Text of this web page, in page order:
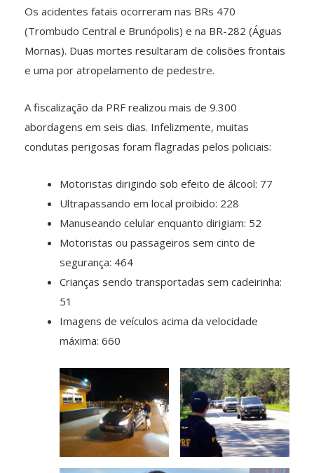
Os acidentes fatais ocorreram nas BRs 470
(Trombudo Central e Brunópolis) e na BR-282 (Águas
Mornas). Duas mortes resultaram de colisões frontais
e uma por atropelamento de pedestre.
A fiscalização da PRF realizou mais de 9.300
abordagens em seis dias. Infelizmente, muitas
condutas perigosas foram flagradas pelos policiais:
Motoristas dirigindo sob efeito de álcool: 77
Ultrapassando em local proibido: 228
Manuseando celular enquanto dirigiam: 52
Motoristas ou passageiros sem cinto de
segurança: 464
Crianças sendo transportadas sem cadeirinha:
51
Imagens de veículos acima da velocidade
máxima: 660